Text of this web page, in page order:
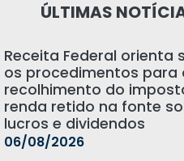
ÚLTIMAS
Receita Federal orienta
os procedimentos para
recolhimento do
renda retido na fonte
lucros e dividendos
06/08/2026